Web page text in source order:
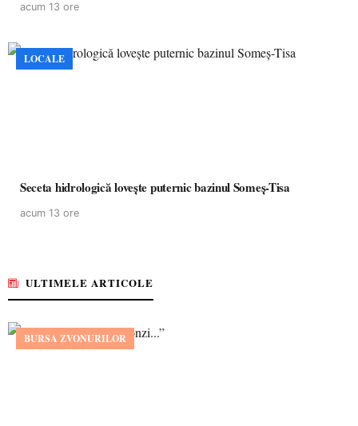
acum 13 ore
LOCALE
Seceta hidrologică lovește puternic bazinul Someș-Tisa
acum 13 ore
ULTIMELE ARTICOLE
BURSA ZVONURILOR